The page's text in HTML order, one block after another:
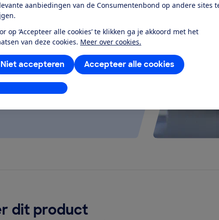
aanbiedingen van de Consumentenbond op andere sites
op ‘Accepteer alle cookies’ te klikken ga je akkoord met het
van deze cookies. Meer over cookies.
Accepteer alle cookies
Niet accepteren
aanpassen
je ver fietsen op een
of de e-bike op rolletjes
dit product